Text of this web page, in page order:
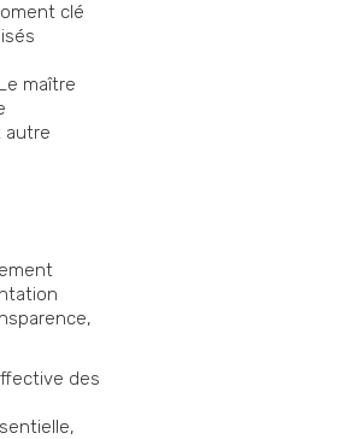
clé
maître
autre
des